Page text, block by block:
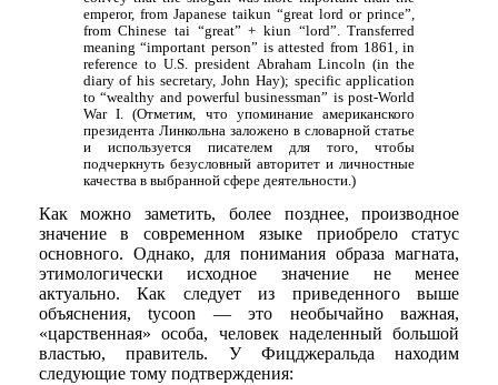
emperor, from Japanese taikun “great lord or prince”,
from Chinese tai “great” + kiun “lord”. Transferred
meaning “important person” is attested from 1861, in
reference to U.S. president Abraham Lincoln (in the
diary of his secretary, John Hay); specific application
to “wealthy and powerful businessman” is post-World
War I. (Отметим, что упоминание американского
президента Линкольна заложено в словарной статье
и используется писателем для того, чтобы
подчеркнуть безусловный авторитет и личностные
качества в выбранной сфере деятельности.)
Как можно заметить, более позднее, производное
значение в современном языке приобрело статус
основного. Однако, для понимания образа магната,
этимологически исходное значение не менее
актуально. Как следует из приведенного выше
объяснения, tycoon — это необычайно важная,
«царственная» особа, человек наделенный большой
властью, правитель. У Фицджеральда находим
следующие тому подтверждения: